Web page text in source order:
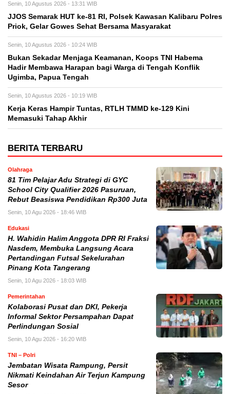
Senin, 10 Agustus 2026 - 13:31 WIB
JJOS Semarak HUT ke-81 RI, Polsek Kawasan Kalibaru Polres
Priok, Gelar Gowes Sehat Bersama Masyarakat
Senin, 10 Agustus 2026 - 10:24 WIB
Bukan Sekadar Menjaga Keamanan, Koops TNI Habema
Hadir Membawa Harapan bagi Warga di Tengah Konflik
Ugimba, Papua Tengah
Senin, 10 Agustus 2026 - 10:19 WIB
Kerja Keras Hampir Tuntas, RTLH TMMD ke-129 Kini
Memasuki Tahap Akhir
BERITA TERBARU
Olahraga
81 Tim Pelajar Adu Strategi di GYC
School City Qualifier 2026 Pasuruan,
Rebut Beasiswa Pendidikan Rp300 Juta
Senin, 10 Agu 2026 - 18:46 WIB
Edukasi
H. Wahidin Halim Anggota DPR RI Fraksi
Nasdem, Membuka Langsung Acara
Pertandingan Futsal Sekelurahan
Pinang Kota Tangerang
Senin, 10 Agu 2026 - 18:03 WIB
Pemerintahan
Kolaborasi Pusat dan DKI, Pekerja
Informal Sektor Persampahan Dapat
Perlindungan Sosial
Senin, 10 Agu 2026 - 16:20 WIB
TNI – Polri
Jembatan Wisata Rampung, Persit
Nikmati Keindahan Air Terjun Kampung
Sesor